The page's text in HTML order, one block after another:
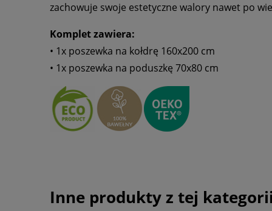
zachowuje swoje estetyczne walory nawet po
Komplet zawiera:
• 1x poszewka na kołdrę 160x200 cm
• 1x poszewka na poduszkę 70x80 cm
Inne produkty z tej